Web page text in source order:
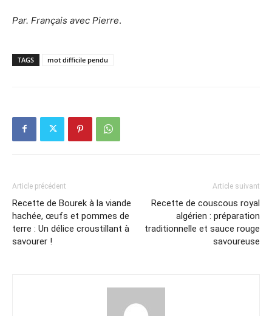
Par. Français avec Pierre.
TAGS mot difficile pendu
Article précédent
Recette de Bourek à la viande
hachée, œufs et pommes de
terre : Un délice croustillant à
savourer !
Article suivant
Recette de couscous royal
algérien : préparation
traditionnelle et sauce rouge
savoureuse